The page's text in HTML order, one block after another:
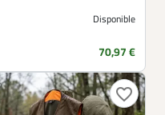
Disponible
Prix
70,97 €
favorite_border